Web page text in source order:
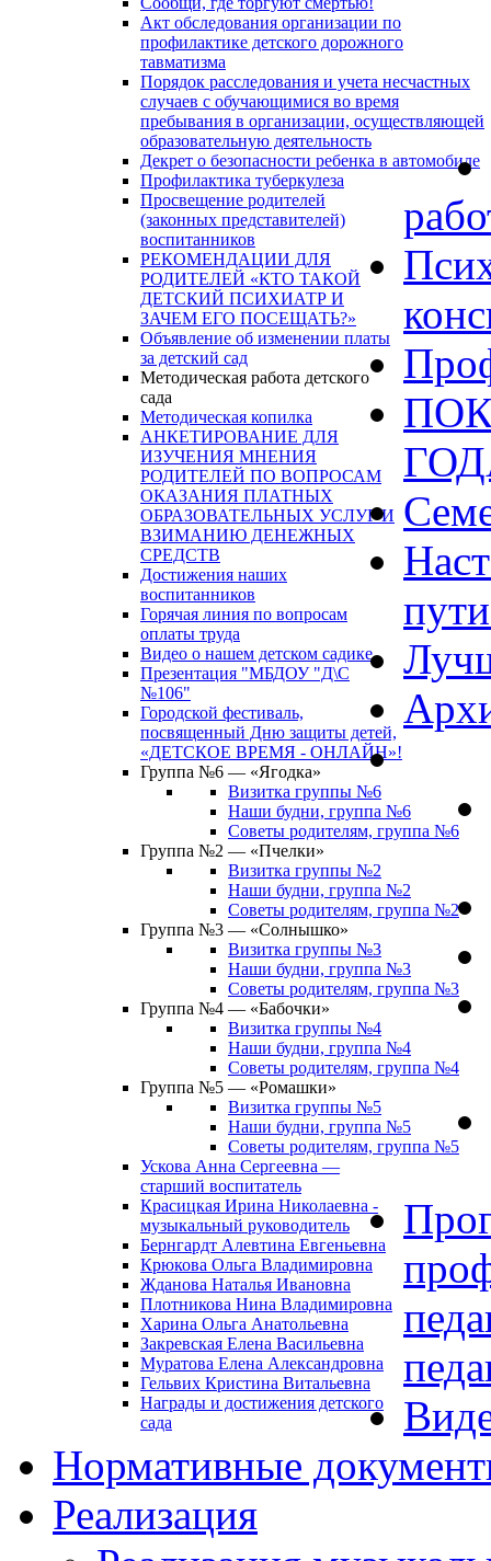
Акт обследования организации по
профилактике детского дорожного
тавматизма
Порядок расследования и учета несчастных
случаев с обучающимися во время
пребывания в организации, осуществляющей
образовательную деятельность
Декрет о безопасности ребенка в автомобиле
Профилактика туберкулеза
Просвещение родителей
(законных представителей)
воспитанников
РЕКОМЕНДАЦИИ ДЛЯ
РОДИТЕЛЕЙ «КТО ТАКОЙ
ДЕТСКИЙ ПСИХИАТР И
ЗАЧЕМ ЕГО ПОСЕЩАТЬ?»
Объявление об изменении платы
за детский сад
Методическая работа детского
сада
Методическая копилка
АНКЕТИРОВАНИЕ ДЛЯ
ИЗУЧЕНИЯ МНЕНИЯ
РОДИТЕЛЕЙ ПО ВОПРОСАМ
ОКАЗАНИЯ ПЛАТНЫХ
ОБРАЗОВАТЕЛЬНЫХ УСЛУГ И
ВЗИМАНИЮ ДЕНЕЖНЫХ
СРЕДСТВ
Достижения наших
воспитанников
Горячая линия по вопросам
оплаты труда
Видео о нашем детском садике
Презентация "МБДОУ "Д\С
№106"
Городской фестиваль,
посвященный Дню защиты детей,
«ДЕТСКОЕ ВРЕМЯ - ОНЛАЙН»!
Группа №6 — «Ягодка»
Визитка группы №6
Наши будни, группа №6
Советы родителям, группа №6
Группа №2 — «Пчелки»
Визитка группы №2
Наши будни, группа №2
Советы родителям, группа №2
Группа №3 — «Солнышко»
Визитка группы №3
Наши будни, группа №3
Советы родителям, группа №3
Группа №4 — «Бабочки»
Визитка группы №4
Наши будни, группа №4
Советы родителям, группа №4
Группа №5 — «Ромашки»
Визитка группы №5
Наши будни, группа №5
Советы родителям, группа №5
Ускова Анна Сергеевна —
старший воспитатель
Красицкая Ирина Николаевна -
музыкальный руководитель
Бернгардт Алевтина Евгеньевна
Крюкова Ольга Владимировна
Жданова Наталья Ивановна
Плотникова Нина Владимировна
Харина Ольга Анатольевна
Закревская Елена Васильевна
Муратова Елена Александровна
Гельвих Кристина Витальевна
Награды и достижения детского
сада
Нормативные
Реализация